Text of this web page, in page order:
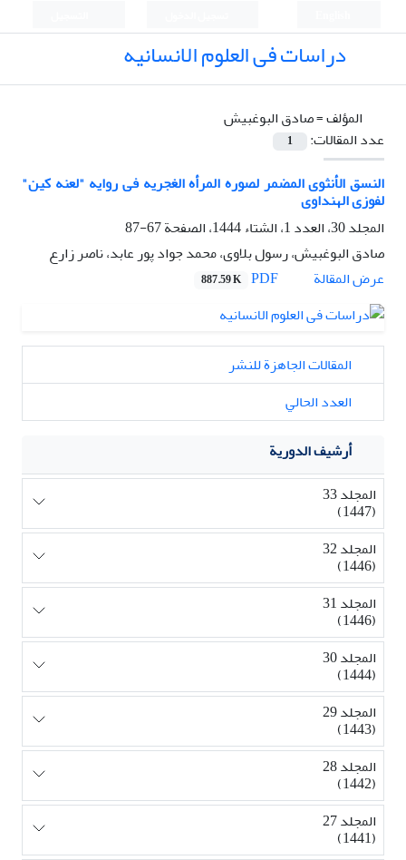
دراسات فی العلوم الانسانیه
المؤلف =صادق البوغبیش
عدد المقالات:
1
النسق الأنثوی المضمر لصوره المرأه الغجریه فی روایه "لعنه کین"
لفوزی الهنداوی
المجلد 30، العدد 1، الشتاء 1444، الصفحة
67-87
صادق البوغبیش، رسول بلاوی، محمد جواد پور عابد، ناصر زارع
عرض المقالة
887.59 K
المقالات الجاهزة للنشر
العدد الحالي
أرشيف الدورية
المجلد 33
(1447)
المجلد 32
(1446)
المجلد 31
(1446)
المجلد 30
(1444)
المجلد 29
(1443)
المجلد 28
(1442)
المجلد 27
(1441)